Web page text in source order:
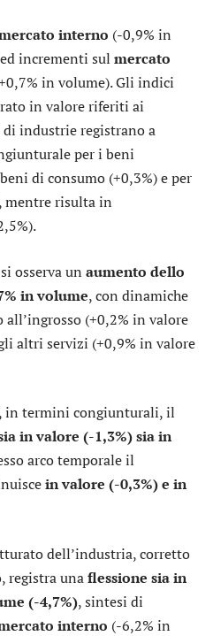
interno (-0,9% in
incrementi sul mercato
in volume). Gli indici
in valore riferiti ai
industrie registrano a
per i beni
di consumo (+0,3%) e per
mentre risulta in
osserva un aumento dello
in volume, con dinamiche
(+0,2% in valore
altri servizi (+0,9% in valore
, in termini congiunturali, il
in valore (-1,3%) sia in
arco temporale il
in valore (-0,3%) e in
dell’industria, corretto
registra unaflessione sia in
(-4,7%), sintesi di
interno (-6,2% in